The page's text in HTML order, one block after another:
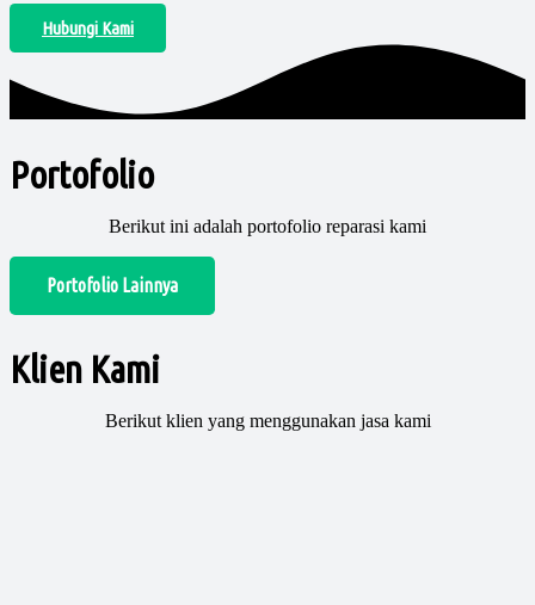
Hubungi Kami
Portofolio
Berikut ini adalah portofolio reparasi kami
Portofolio Lainnya
Klien Kami
Berikut klien yang menggunakan jasa kami